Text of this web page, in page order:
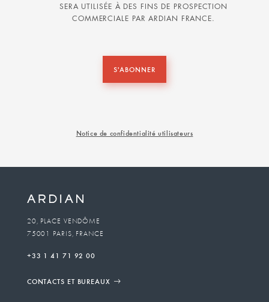
SERA UTILISÉE À DES FINS DE PROSPECTION
COMMERCIALE PAR ARDIAN FRANCE.
S'ABONNER
Notice de confidentialité utilisateurs
20, PLACE VENDÔME
75001 PARIS, FRANCE
+33 1 41 71 92 00
CONTACTS ET BUREAUX